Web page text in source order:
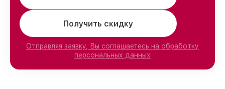
Получить скидку
Отправляя заявку, Вы соглашаетесь на обработку
персональных данных